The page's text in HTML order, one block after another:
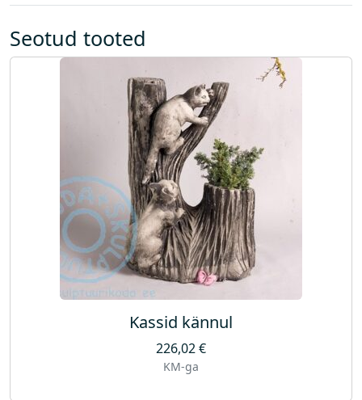
k
u
u
Seotud tooted
Kassid kännul
226,02€
KM-ga